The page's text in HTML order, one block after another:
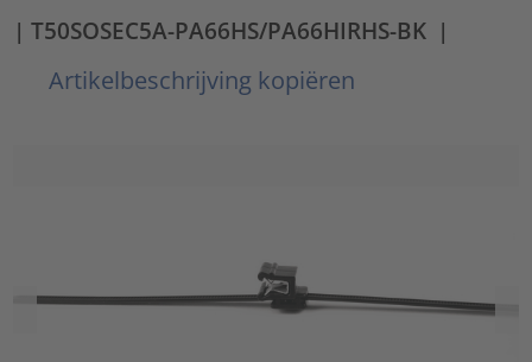
| T50SOSEC5A-PA66HS/PA66HIRHS-BK |
Artikelbeschrijving kopiëren